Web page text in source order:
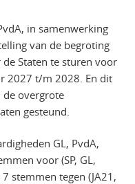
in samenwerking
van de begroting
Staten te sturen voor
2027 t/m 2028. En dit
overgrote
gesteund.
GL, PvdA,
voor (SP, GL,
7 stemmen tegen (JA21,